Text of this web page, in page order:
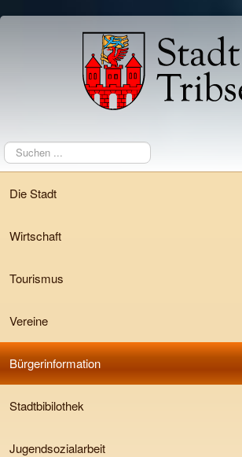
Suchen
...
Die Stadt
Wirtschaft
Tourismus
Vereine
Bürgerinformation
Stadtbibilothek
Jugendsozialarbeit